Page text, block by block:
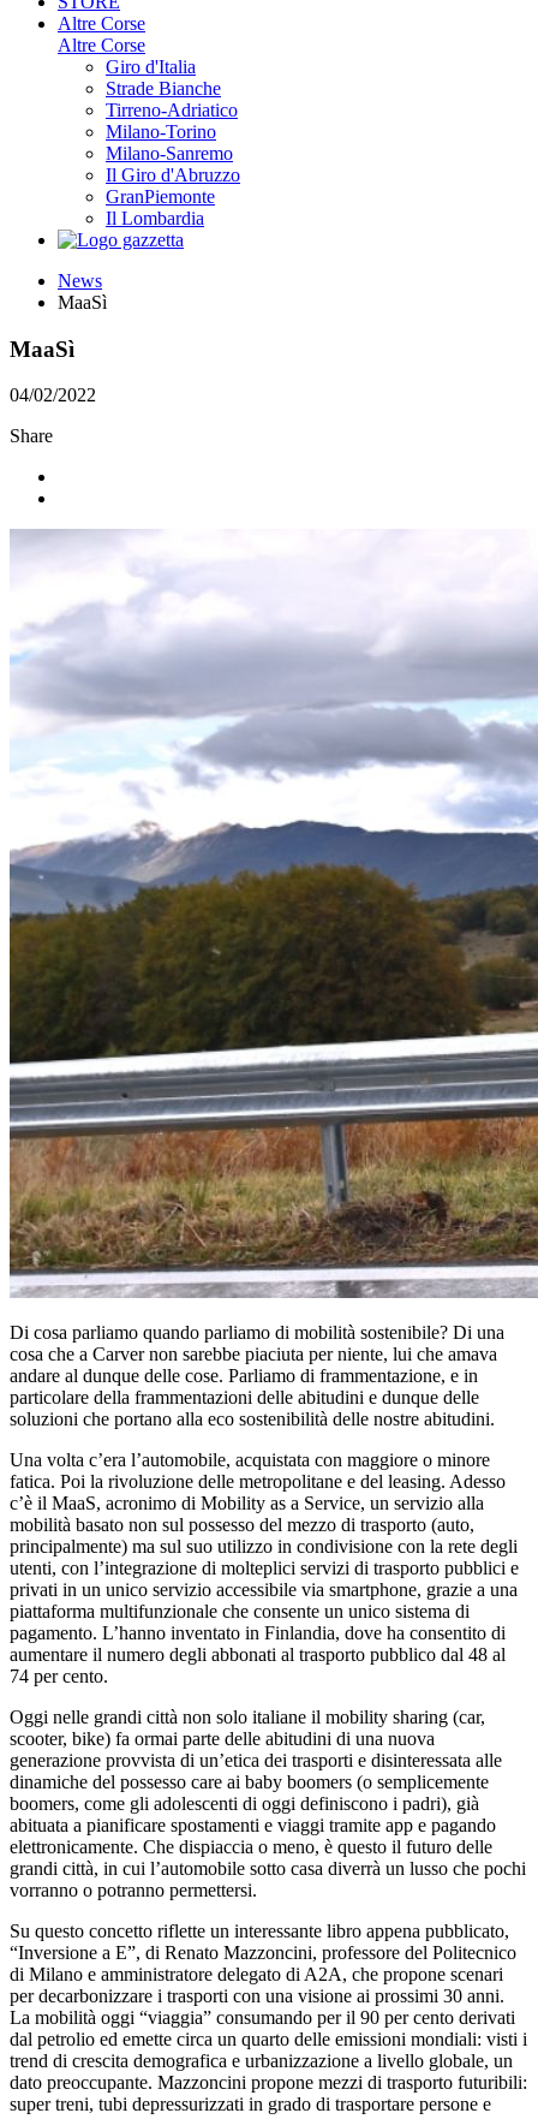
Altre Corse
Altre Corse
Giro d'Italia
Strade Bianche
Tirreno-Adriatico
Milano-Torino
Milano-Sanremo
Il Giro d'Abruzzo
GranPiemonte
Il Lombardia
News
MaaSì
MaaSì
04/02/2022
Share
Di cosa parliamo quando parliamo di mobilità sostenibile? Di una
cosa che a Carver non sarebbe piaciuta per niente, lui che amava
andare al dunque delle cose. Parliamo di frammentazione, e in
particolare della frammentazioni delle abitudini e dunque delle
soluzioni che portano alla eco sostenibilità delle nostre abitudini.
Una volta c’era l’automobile, acquistata con maggiore o minore
fatica. Poi la rivoluzione delle metropolitane e del leasing. Adesso
c’è il MaaS, acronimo di Mobility as a Service, un servizio alla
mobilità basato non sul possesso del mezzo di trasporto (auto,
principalmente) ma sul suo utilizzo in condivisione con la rete degli
utenti, con l’integrazione di molteplici servizi di trasporto pubblici e
privati in un unico servizio accessibile via smartphone, grazie a una
piattaforma multifunzionale che consente un unico sistema di
pagamento. L’hanno inventato in Finlandia, dove ha consentito di
aumentare il numero degli abbonati al trasporto pubblico dal 48 al
74 per cento.
Oggi nelle grandi città non solo italiane il mobility sharing (car,
scooter, bike) fa ormai parte delle abitudini di una nuova
generazione provvista di un’etica dei trasporti e disinteressata alle
dinamiche del possesso care ai baby boomers (o semplicemente
boomers, come gli adolescenti di oggi definiscono i padri), già
abituata a pianificare spostamenti e viaggi tramite app e pagando
elettronicamente. Che dispiaccia o meno, è questo il futuro delle
grandi città, in cui l’automobile sotto casa diverrà un lusso che pochi
vorranno o potranno permettersi.
Su questo concetto riflette un interessante libro appena pubblicato,
“Inversione a E”, di Renato Mazzoncini, professore del Politecnico
di Milano e amministratore delegato di A2A, che propone scenari
per decarbonizzare i trasporti con una visione ai prossimi 30 anni.
La mobilità oggi “viaggia” consumando per il 90 per cento derivati
dal petrolio ed emette circa un quarto delle emissioni mondiali: visti i
trend di crescita demografica e urbanizzazione a livello globale, un
dato preoccupante. Mazzoncini propone mezzi di trasporto futuribili:
super treni, tubi depressurizzati in grado di trasportare persone e